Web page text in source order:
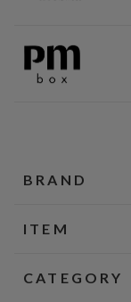
BRAND
ITEM
CATEGORY